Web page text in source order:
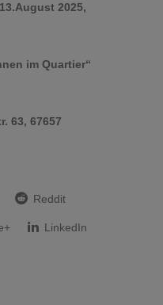
2025,
im Quartier“
63, 67657
Reddit
LinkedIn